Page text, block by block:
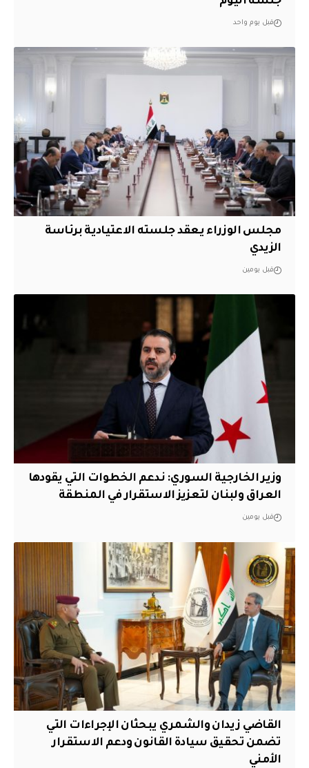
قبل يوم واحد
مجلس الوزراء يعقد جلسته الاعتيادية برئاسة
الزيدي
قبل يومين
وزير الخارجية السوري: ندعم الخطوات التي يقودها
العراق ولبنان لتعزيز الاستقرار في المنطقة
قبل يومين
القاضي زيدان والشمري يبحثان الإجراءات التي
تضمن تحقيق سيادة القانون ودعم الاستقرار
الأمني